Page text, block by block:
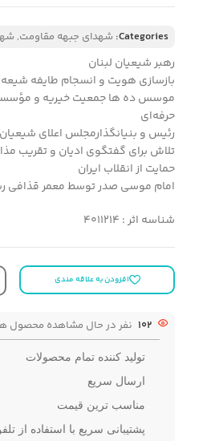
Categories: شهدای جبهه مقاومت,
رهبر شیعیان لبنان
بازسازی هویت و انسجام طایفه شیعه
موسس ده ها جمعیت خیریه و
حرفه‌ای
رئیس و بنیانگذارمجلس اعلای شیعیان
تلاش برای گفتگوی ادیان و تقریب
حمایت از انقلاب ایران
امام موسی صدر توسط معمر قذافی
شناسه اثر : 4011214
افزودن به علاقه مندی
102 نفر در حال مشاهده محصول
تولید کننده تمام محصولات
ارسال سریع
مناسب ترین قیمت
پشتیبانی سریع با استفاده از